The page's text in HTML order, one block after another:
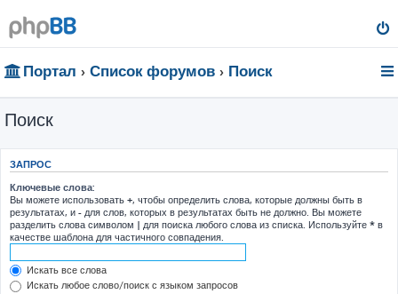
Портал Список форумов Поиск
Поиск
ЗАПРОС
Ключевые слова:
Вы можете использовать +, чтобы определить слова, которые должны быть в
результатах, и - для слов, которых в результатах быть не должно. Вы можете
разделить слова символом | для поиска любого слова из списка. Используйте * в
качестве шаблона для частичного совпадения.
Искать все слова
Искать любое слово/поиск с языком запросов